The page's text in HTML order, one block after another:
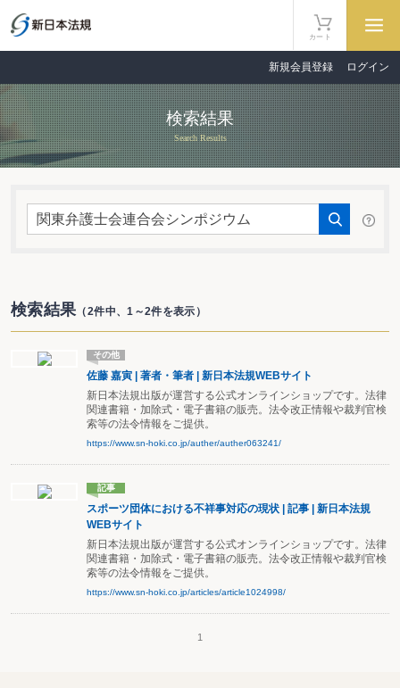
カート
新規会員登録 ログイン
検索結果
Search Results
検索結果（2件中、1～2件を表示）
その他
佐藤 嘉寅 | 著者・筆者 | 新日本法規WEBサイト
新日本法規出版が運営する公式オンラインショップです。法律
関連書籍・加除式・電子書籍の販売。法令改正情報や裁判官検
索等の法令情報をご提供。
https://www.sn-hoki.co.jp/auther/auther063241/
記事
スポーツ団体における不祥事対応の現状 | 記事 | 新日本法規
WEBサイト
新日本法規出版が運営する公式オンラインショップです。法律
関連書籍・加除式・電子書籍の販売。法令改正情報や裁判官検
索等の法令情報をご提供。
https://www.sn-hoki.co.jp/articles/article1024998/
1